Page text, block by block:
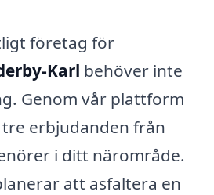
företag för
Karl behöver inte
Genom vår plattform
erbjudanden från
i ditt närområde.
att asfaltera en